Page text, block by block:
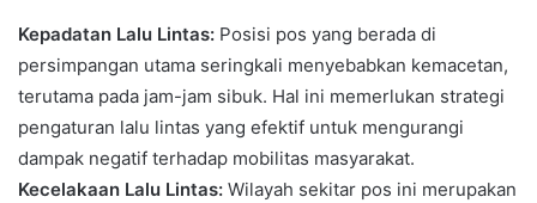
Kepadatan Lalu Lintas: Posisi pos yang berada di
persimpangan utama seringkali menyebabkan kemacetan,
terutama pada jam-jam sibuk. Hal ini memerlukan strategi
pengaturan lalu lintas yang efektif untuk mengurangi
dampak negatif terhadap mobilitas masyarakat.
Kecelakaan Lalu Lintas: Wilayah sekitar pos ini merupakan